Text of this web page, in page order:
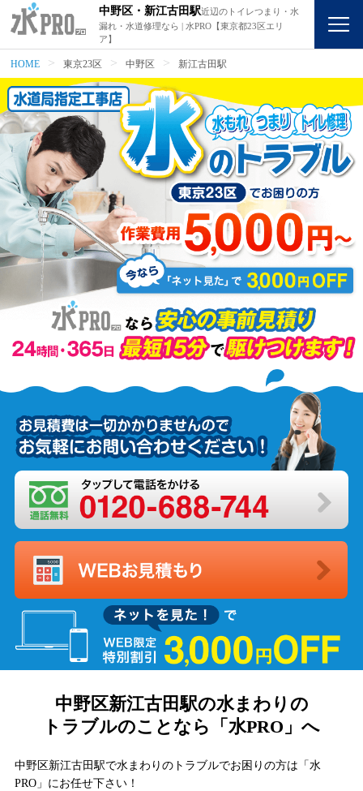
中野区・新江古田駅近辺のトイレつまり・水
漏れ・水道修理なら | 水PRO【東京都23区エリ
ア】
HOME 東京23区 中野区 新江古田駅
中野区新江古田駅の水まわりの
トラブルのことなら「水PRO」へ
中野区新江古田駅で水まわりのトラブルでお困りの方は「水
PRO」にお任せ下さい！